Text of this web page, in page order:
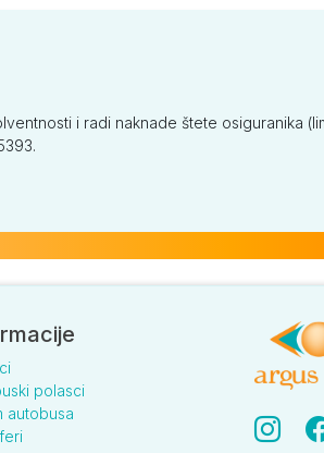
i radi naknade štete osiguranika
polasci
autobusa